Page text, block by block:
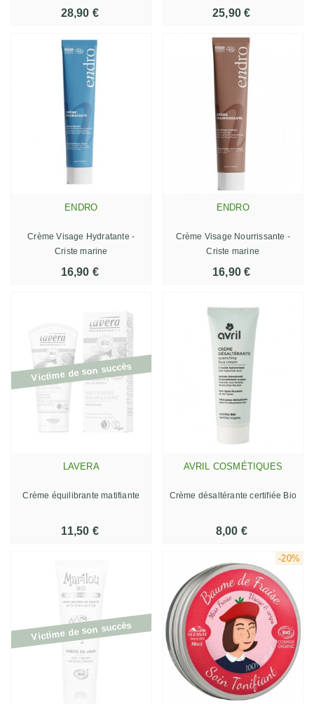
28,90 € 25,90 €
ENDRO
Crème Visage Hydratante -
Criste marine
16,90 €
ENDRO
Crème Visage Nourrissante -
Criste marine
16,90 €
Victime de son succès
LAVERA
Crème équilibrante matifiante
11,50 €
AVRIL COSMÉTIQUES
Crème désaltérante certifiée Bio
8,00 €
Victime de son succès
-20%